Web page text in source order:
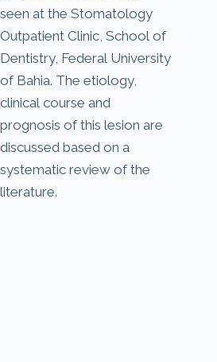
seen at the Stomatology
Outpatient Clinic, School of
Dentistry, Federal University
of Bahia. The etiology,
clinical course and
prognosis of this lesion are
discussed based on a
systematic review of the
literature.